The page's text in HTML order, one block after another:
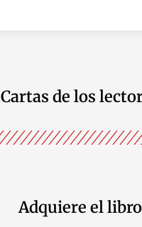
Cartas de los
Adquiere el libro